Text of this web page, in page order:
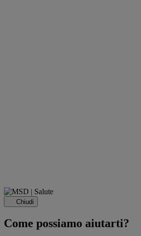
Chiudi
Come possiamo aiutarti?